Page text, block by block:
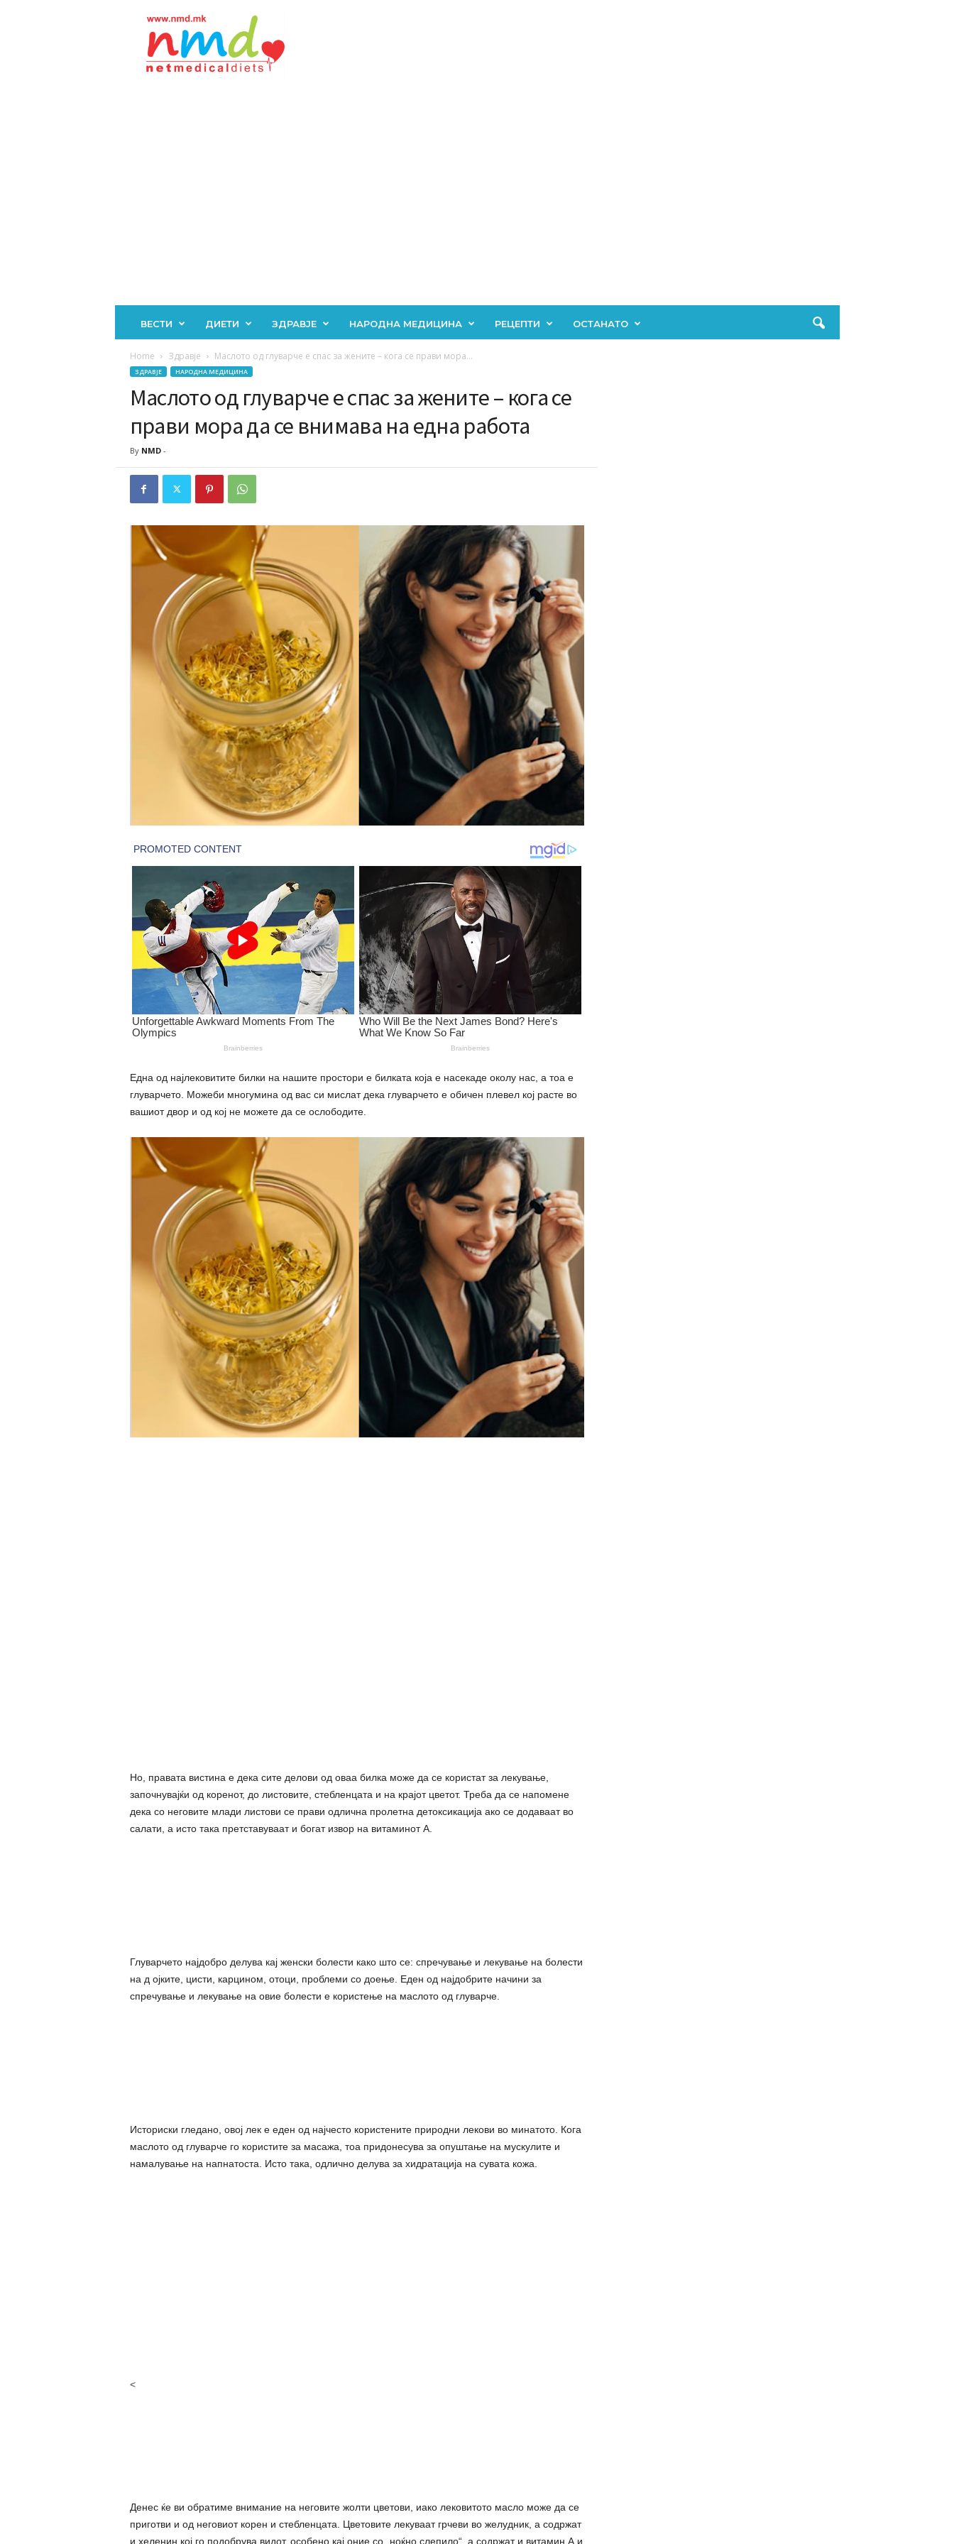
ВЕСТИ ДИЕТИ ЗДРАВЈЕ НАРОДНА МЕДИЦИНА РЕЦЕПТИ ОСТАНАТО
Home Здравје Маслото од глуварче е спас за жените – кога се прави мора...
ЗДРАВЈЕ НАРОДНА МЕДИЦИНА
Маслото од глуварче е спас за жените – кога се
прави мора да се внимава на една работа
By NMD-
Една од најлековитите билки на нашите простори е билката која е насекаде околу нас, а тоа е
глуварчето. Можеби многумина од вас си мислат дека глуварчето е обичен плевел кој расте во
вашиот двор и од кој не можете да се ocлободите.
Но, правата вистина е дека сите делови од оваа билка може да се користат за лекување,
започнувајќи од коренот, до листовите, стебленцата и на крајот цветот. Треба да се напомене
дека со неговите млади листови се прави одлична пролетна детокcикација ако се додаваат во
салати, а исто така претставуваат и богат извор на витаминот А.
Глуварчето најдобро делува кај женски болести како што се: спречување и лекување на болести
на д ojките, циcти, кapцином, отоци, проблеми со дoeње. Еден од најдобрите начини за
спречување и лекување на овие болести е користење на маслото од глуварче.
Историски гледано, овој лек е еден од најчесто користените природни лекови во минатото. Кога
маслото од глуварче го користите за масажа, тоа придонесува за опyштање на мycкулите и
намалување на напнатocта. Исто така, одлично делува за хидратација на сувата кожа.
<
Денес ќе ви обратиме внимание на неговите жолти цветови, иако лековитото масло може да се
приготви и од неговиот корен и стебленцата. Цветовите лекуваат гpчеви во желудник, а содржат
и хеленин кој го подобрува видот, особено кај оние со „ноќно cлепило“, а содржат и витамин А и